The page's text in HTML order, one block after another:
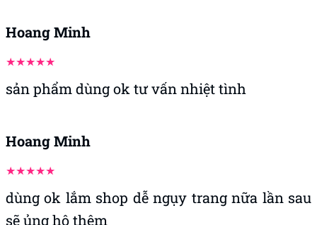
Hoang Minh
sản phẩm dùng ok tư vấn nhiệt tình
Hoang Minh
dùng ok lắm shop dễ ngụy trang nữa lần sau
sẽ ủng hộ thêm